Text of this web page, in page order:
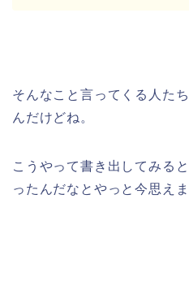
そんなこと言ってくる人た
んだけどね。
こうやって書き出してみる
ったんだなとやっと今思えま